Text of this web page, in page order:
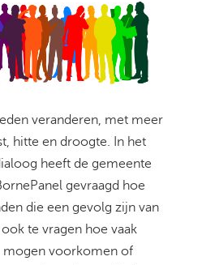
veranderen, met meer
hitte en droogte. In het
heeft de gemeente
gevraagd hoe
die een gevolg zijn van
te vragen hoe vaak
mogen voorkomen of